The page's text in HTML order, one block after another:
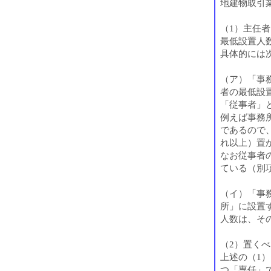
地建物取引
（1）主任
最低設置人
具体的には
（ア）「
者の最低設
「従事者
例えば事務
であるので
れ以上）置
なお従事者
ている（別
（イ）「
所」に設置
人数は、そ
（2）置く
上述の（1